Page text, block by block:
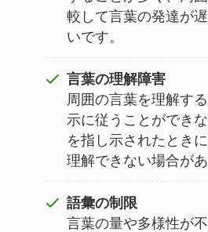
較して言葉の発達が
いです。
言葉の理解障害
周囲の言葉を理解す
示に従うことができ
を指し示されたとき
理解できない場合があ
語彙の制限
言葉の量や多様性が